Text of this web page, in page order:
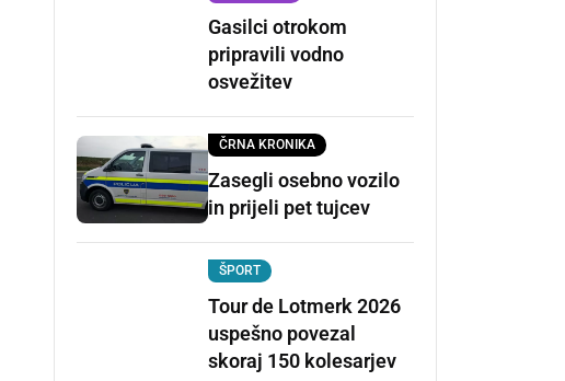
Gasilci otrokom
pripravili vodno
osvežitev
ČRNA KRONIKA
Zasegli osebno vozilo
in prijeli pet tujcev
ŠPORT
Tour de Lotmerk 2026
uspešno povezal
skoraj 150 kolesarjev